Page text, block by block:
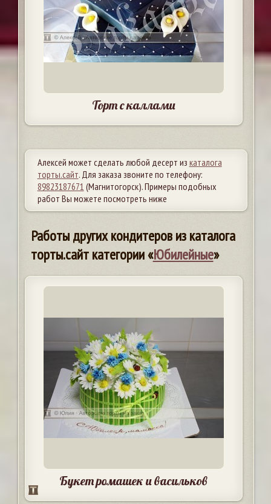
Торт с каллами
Алексей может сделать любой десерт из каталога
торты.сайт. Для заказа звоните по телефону:
89823187671 (Магнитогорск). Примеры подобных
работ Вы можете посмотреть ниже
Работы других кондитеров из каталога
торты.сайт категории «Юбилейные»
Букет ромашек и васильков